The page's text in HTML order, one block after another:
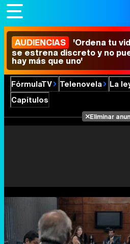
AUDIENCIAS 'Ordena tu
se estrena discreto y no
hay más que uno'
FórmulaTV Telenovela
La
Capítulos
Eliminar